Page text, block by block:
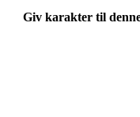
Giv karakter til